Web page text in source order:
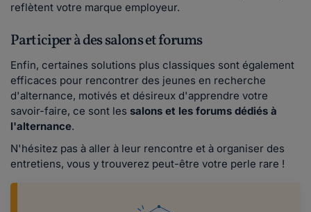
reflètent votre marque employeur.
Participer à des salons et forums
Enfin, certaines solutions plus classiques sont également
efficaces pour rencontrer des jeunes en recherche
d'alternance, motivés et désireux d'apprendre votre
savoir-faire, ce sont les salons et les forums dédiés à
l'alternance.
N'hésitez pas à aller à leur rencontre et à organiser des
entretiens, vous y trouverez peut-être votre perle rare !